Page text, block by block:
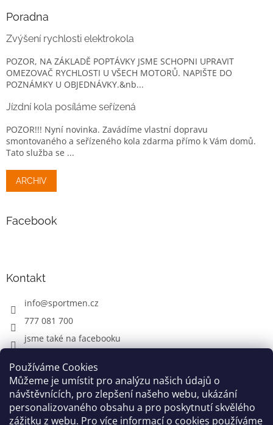
Používáme Cookies
Můžeme je umístit pro analýzu našich údajů o
návštěvnících, pro zlepšení našeho webu, ukázání
personalizovaného obsahu a pro poskytnutí skvělého
zážitku z webu. Pro více informací o cookies používáme
Poradna
Zvýšení rychlosti elektrokola
POZOR, NA ZÁKLADĚ POPTÁVKY JSME SCHOPNI UPRAVIT
OMEZOVAČ RYCHLOSTI U VŠECH MOTORŮ. NAPIŠTE DO
POZNÁMKY U OBJEDNÁVKY.&nb...
Jízdní kola posíláme seřízená
POZOR!!! Nyní novinka. Zavádíme vlastní dopravu
smontovaného a seřízeného kola zdarma přímo k Vám domů.
Tato služba se ...
ARCHIV
Facebook
Kontakt
info@sportmen.cz
777 081 700
jsme také na facebooku
CYKLO OBLEČENÍ